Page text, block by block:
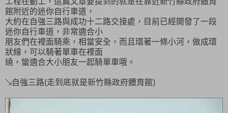
館附近的迷你自行車道，
大約在自強三路與成功十二路交接處，目前已經開發了一段
迷你自行車道，非常適合小
朋友們在裡面騎乘，相當安全，而且環著一條小河，做成環
狀線，可以騎著單車在裡面
繞，蠻適合大小朋友一起騎單車哦。
↘自強三路(走到底就是新竹縣政府體育館)